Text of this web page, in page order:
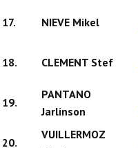
17. NIEVE Mikel
18. CLEMENT Stef
19.
PANTANO
Jarlinson
20.
VUILLERMOZ